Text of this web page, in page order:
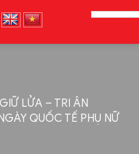
LỬA – TRI ÂN
QUỐC TẾ PHỤ NỮ